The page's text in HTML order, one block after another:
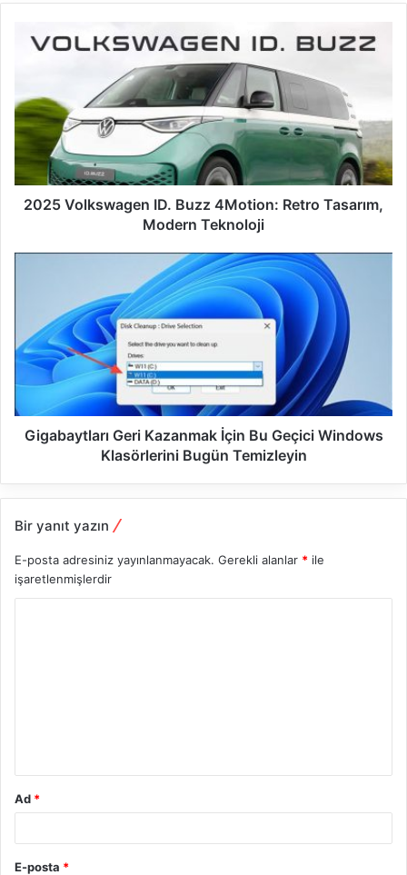
i
t
e
s
2025 Volkswagen ID. Buzz 4Motion: Retro Tasarım,
Modern Teknoloji
Gigabaytları Geri Kazanmak İçin Bu Geçici Windows
Klasörlerini Bugün Temizleyin
Bir yanıt yazın
E-posta adresiniz yayınlanmayacak. Gerekli alanlar * ile
işaretlenmişlerdir
Ad *
E-posta *